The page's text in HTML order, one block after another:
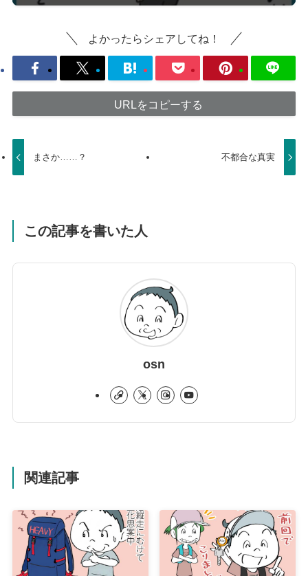
よかったらシェアしてね！
URLをコピーする
まさか……？ 不都合な真実
この記事を書いた人
osn
関連記事